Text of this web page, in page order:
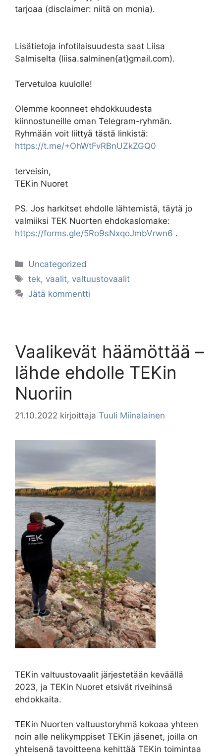
tarjoaa (disclaimer: niitä on monia).
Lisätietoja infotilaisuudesta saat Liisa
Salmiselta (liisa.salminen{at}gmail.com).
Tervetuloa kuulolle!
Olemme koonneet ehdokkuudesta
kiinnostuneille oman Telegram-ryhmän.
Ryhmään voit liittyä tästä linkistä:
https://t.me/+OhWtFvRBnUZkZGQ0
terveisin,
TEKin Nuoret
PS. Jos harkitset ehdolle lähtemistä, täytä jo
valmiiksi TEK Nuorten ehdokaslomake:
https://forms.gle/5Ro9sNxqoJmbVrwn6 .
Kategoriat
Uncategorized
Avainsanat
tek,vaalit,valtuustovaalit
Jätä kommentti
Vaalikevät häämöttää –
lähde ehdolle TEKin
Nuoriin
21.10.2022 kirjoittaja Tuuli Miinalainen
TEKin valtuustovaalit järjestetään keväällä
2023, ja TEKin Nuoret etsivät riveihinsä
ehdokkaita.
TEKin Nuorten valtuustoryhmä kokoaa yhteen
noin alle nelikymppiset TEKin jäsenet, joilla on
yhteisenä tavoitteena kehittää TEKin toimintaa